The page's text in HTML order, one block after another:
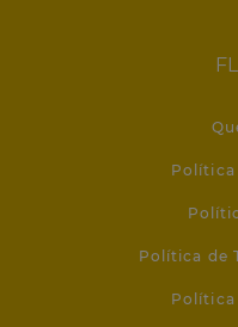
Política
Política de
Política